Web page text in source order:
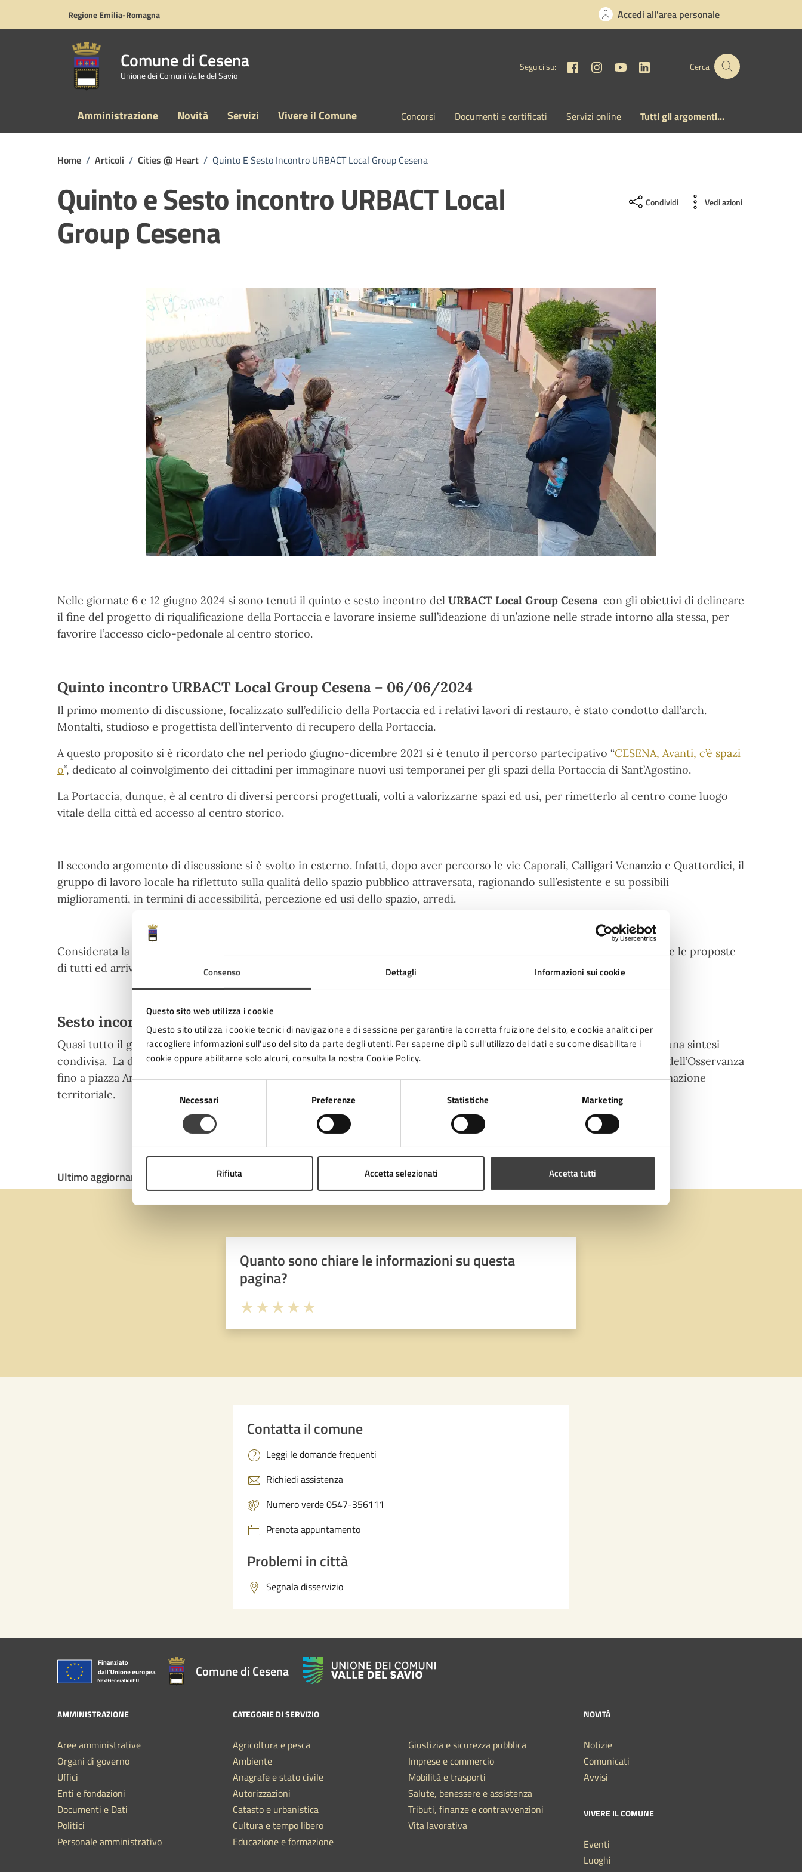
Consenso Dettagli Informazioni sui cookie
Questo sito web utilizza i cookie
Questo sito utilizza i cookie tecnici di navigazione e di sessione per garantire la corretta fruizione del sito, e cookie analitici per
raccogliere informazioni sull'uso del sito da parte degli utenti. Per saperne di più sull'utilizzo dei dati e su come disabilitare i
cookie oppure abilitarne solo alcuni, consulta la nostra Cookie Policy.
Necessari Preferenze Statistiche Marketing
Rifiuta Accetta selezionati Accetta tutti
Regione Emilia-Romagna Accedi all'area personale
Comune di Cesena
Unione dei Comuni Valle del Savio
Seguici su: FacebookInstagram
YouTubeLinkedinCerca
Amministrazione Novità Servizi Vivere il Comune Concorsi Documenti e certificati Servizi online Tutti gli argomenti...
Home / Articoli / Cities @ Heart / Quinto E Sesto Incontro URBACT Local Group Cesena
Quinto e Sesto incontro URBACT Local
Group Cesena
Condividi Vedi azioni
Nelle giornate 6 e 12 giugno 2024 si sono tenuti il quinto e sesto incontro del URBACT Local Group Cesenacon gli obiettivi di delineare
il fine del progetto di riqualificazione della Portaccia e lavorare insieme sull’ideazione di un’azione nelle strade intorno alla stessa, per
favorire l’accesso ciclo-pedonale al centro storico.
Quinto incontro URBACT Local Group Cesena – 06/06/2024
Il primo momento di discussione, focalizzato sull’edificio della Portaccia ed i relativi lavori di restauro, è stato condotto dall’arch.
Montalti, studioso e progettista dell’intervento di recupero della Portaccia.
A questo proposito si è ricordato che nel periodo giugno-dicembre 2021 si è tenuto il percorso partecipativo “CESENA, Avanti, c’è spazi
o”, dedicato al coinvolgimento dei cittadini per immaginare nuovi usi temporanei per gli spazi della Portaccia di Sant’Agostino.
La Portaccia, dunque, è al centro di diversi percorsi progettuali, volti a valorizzarne spazi ed usi, per rimetterlo al centro come luogo
vitale della città ed accesso al centro storico.
Il secondo argomento di discussione si è svolto in esterno. Infatti, dopo aver percorso le vie Caporali, Calligari Venanzio e Quattordici, il
gruppo di lavoro locale ha riflettuto sulla qualità dello spazio pubblico attraversata, ragionando sull’esistente e su possibili
miglioramenti, in termini di accessibilità, percezione ed usi dello spazio, arredi.
Considerata la ricchezza e varietà dei contenuti, si è deciso di continuare l’incontro online il 12 giugno 2024,
per discutere le proposte
di tutti ed arrivare ad una sintesi.
Sesto incontro URBACT Local Group Cesena – 12/06/2024
Quasi tutto il gruppo presente il 6 giugno 2024 ha partecipato all’incontro online per discutere le proposte e arrivare ad una sintesi
condivisa. La discussione ha messo in evidenza la necessità di valorizzare il percorso pedonale e ciclabile dal parcheggio dell’Osservanza
fino a piazza Amendola, seguendo 3 tipologie di interventi: continuità visivo-percettiva, arredi urbani, storytelling ed animazione
territoriale.
Ultimo aggiornamento: 13/11/2024, 12:50
Quanto sono chiare le informazioni su questa
pagina?
Contatta il comune
Leggi le domande frequenti
Richiedi assistenza
Numero verde 0547-356111
Prenota appuntamento
Problemi in città
Segnala disservizio
Comune di Cesena
AMMINISTRAZIONE
Aree amministrative
Organi di governo
Uffici
Enti e fondazioni
Documenti e Dati
Politici
Personale amministrativo
CATEGORIE DI SERVIZIO
Agricoltura e pesca
Ambiente
Anagrafe e stato civile
Autorizzazioni
Catasto e urbanistica
Cultura e tempo libero
Educazione e formazione
Giustizia e sicurezza pubblica
Imprese e commercio
Mobilità e trasporti
Salute, benessere e assistenza
Tributi, finanze e contravvenzioni
Vita lavorativa
NOVITÀ
Notizie
Comunicati
Avvisi
VIVERE IL COMUNE
Eventi
Luoghi